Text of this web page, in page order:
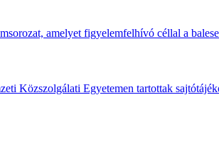
amelyet figyelemfelhívó céllal a
Közszolgálati Egyetemen tartottak